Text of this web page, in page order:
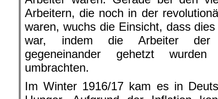
Arbeitern, die noch in der
waren, wuchs die Einsicht, dass
war, indem die Arbeiter der
gegeneinander gehetzt
umbrachten.
Im Winter 1916/17 kam es in